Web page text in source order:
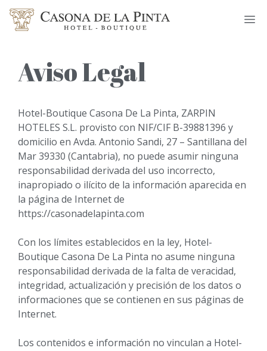
Saltar
contenido
Aviso Legal
Hotel-Boutique Casona De La Pinta, ZARPIN
HOTELES S.L. provisto con NIF/CIF B-39881396 y
domicilio en Avda. Antonio Sandi, 27 – Santillana del
Mar 39330 (Cantabria), no puede asumir ninguna
responsabilidad derivada del uso incorrecto,
inapropiado o ilícito de la información aparecida en
la página de Internet de
https://casonadelapinta.com
Con los límites establecidos en la ley, Hotel-
Boutique Casona De La Pinta no asume ninguna
responsabilidad derivada de la falta de veracidad,
integridad, actualización y precisión de los datos o
informaciones que se contienen en sus páginas de
Internet.
Los contenidos e información no vinculan a Hotel-